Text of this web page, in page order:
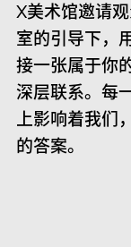
X美术馆邀请
室的引导下，
接一张属于你
深层联系。每
上影响着我们
的答案。